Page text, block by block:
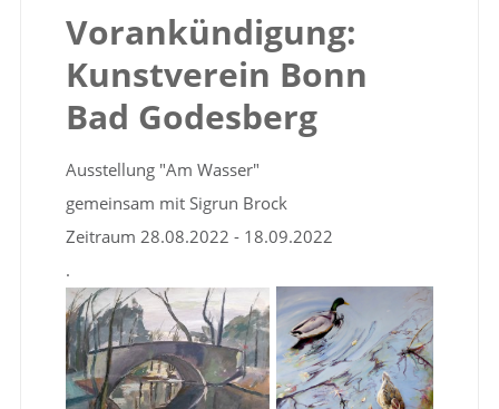
Vorankündigung:
Kunstverein Bonn
Bad Godesberg
Ausstellung "Am Wasser"
gemeinsam mit Sigrun Brock
Zeitraum 28.08.2022 - 18.09.2022
.